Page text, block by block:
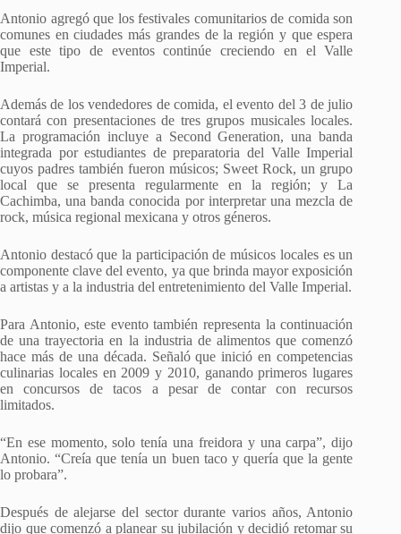
Antonio agregó que los festivales comunitarios de comida son
comunes en ciudades más grandes de la región y que espera
que este tipo de eventos continúe creciendo en el Valle
Imperial.
Además de los vendedores de comida, el evento del 3 de julio
contará con presentaciones de tres grupos musicales locales.
La programación incluye a Second Generation, una banda
integrada por estudiantes de preparatoria del Valle Imperial
cuyos padres también fueron músicos; Sweet Rock, un grupo
local que se presenta regularmente en la región; y La
Cachimba, una banda conocida por interpretar una mezcla de
rock, música regional mexicana y otros géneros.
Antonio destacó que la participación de músicos locales es un
componente clave del evento, ya que brinda mayor exposición
a artistas y a la industria del entretenimiento del Valle Imperial.
Para Antonio, este evento también representa la continuación
de una trayectoria en la industria de alimentos que comenzó
hace más de una década. Señaló que inició en competencias
culinarias locales en 2009 y 2010, ganando primeros lugares
en concursos de tacos a pesar de contar con recursos
limitados.
“En ese momento, solo tenía una freidora y una carpa”, dijo
Antonio. “Creía que tenía un buen taco y quería que la gente
lo probara”.
Después de alejarse del sector durante varios años, Antonio
dijo que comenzó a planear su jubilación y decidió retomar su